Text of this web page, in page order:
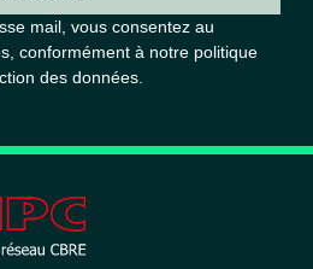
mail, vous consentez au
conformément à notre politique
des données.